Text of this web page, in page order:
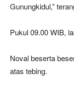
Gunungkidul,”
Pukul 09.00 WIB,
Noval beserta
atas tebing.